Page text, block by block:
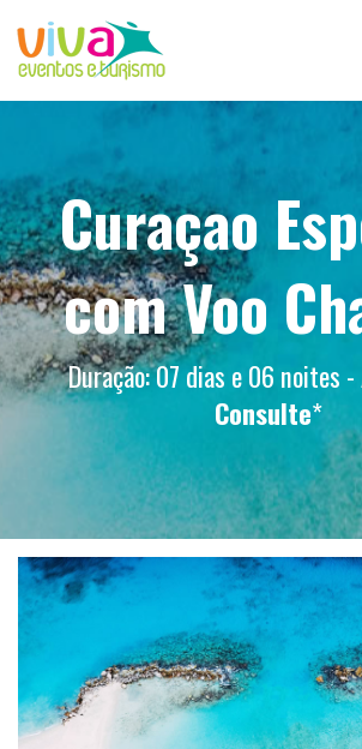
Curaçao
com Voo
Duração: 07 dias e 06 noites
Consulte*